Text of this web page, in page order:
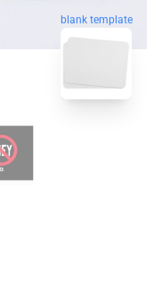
blank template